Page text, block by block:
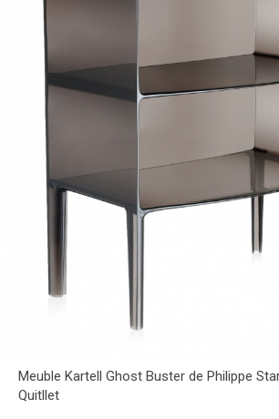
Meuble Kartell Ghost Buster de Philippe
Quitllet